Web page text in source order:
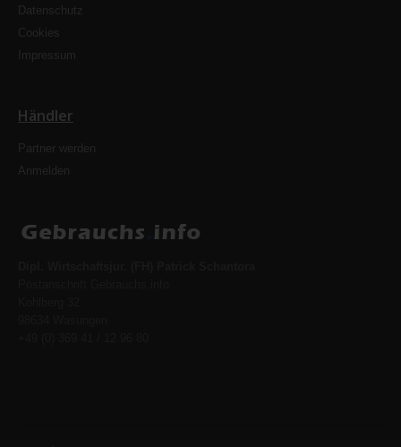
Datenschutz
Cookies
Impressum
Händler
Partner werden
Anmelden